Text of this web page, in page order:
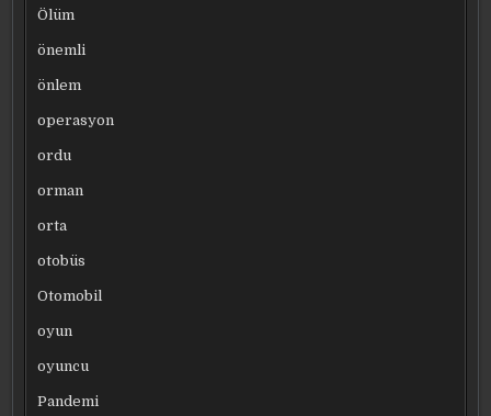
Ölüm
önemli
önlem
operasyon
ordu
orman
orta
otobüs
Otomobil
oyun
oyuncu
Pandemi